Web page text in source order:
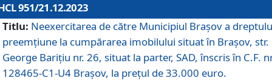
951/21.12.2023
Titlu: Neexercitarea de către Municipiul Brașov a
preemțiune la cumpărarea imobilului situat în Brașov, str.
George Barițiu nr. 26, situat la parter, SAD, înscris în C.F.
128465-C1-U4 Brașov, la prețul de 33.000 euro.